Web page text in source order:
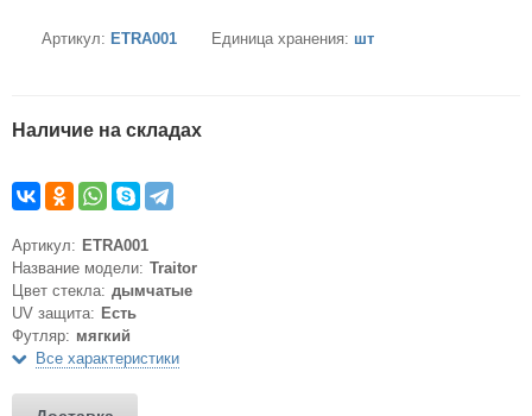
Артикул: ETRA001 Единица хранения: шт
Наличие на складах
Артикул: ETRA001
Название модели: Traitor
Цвет стекла: дымчатые
UV защита: Есть
Футляр: мягкий
Все характеристики